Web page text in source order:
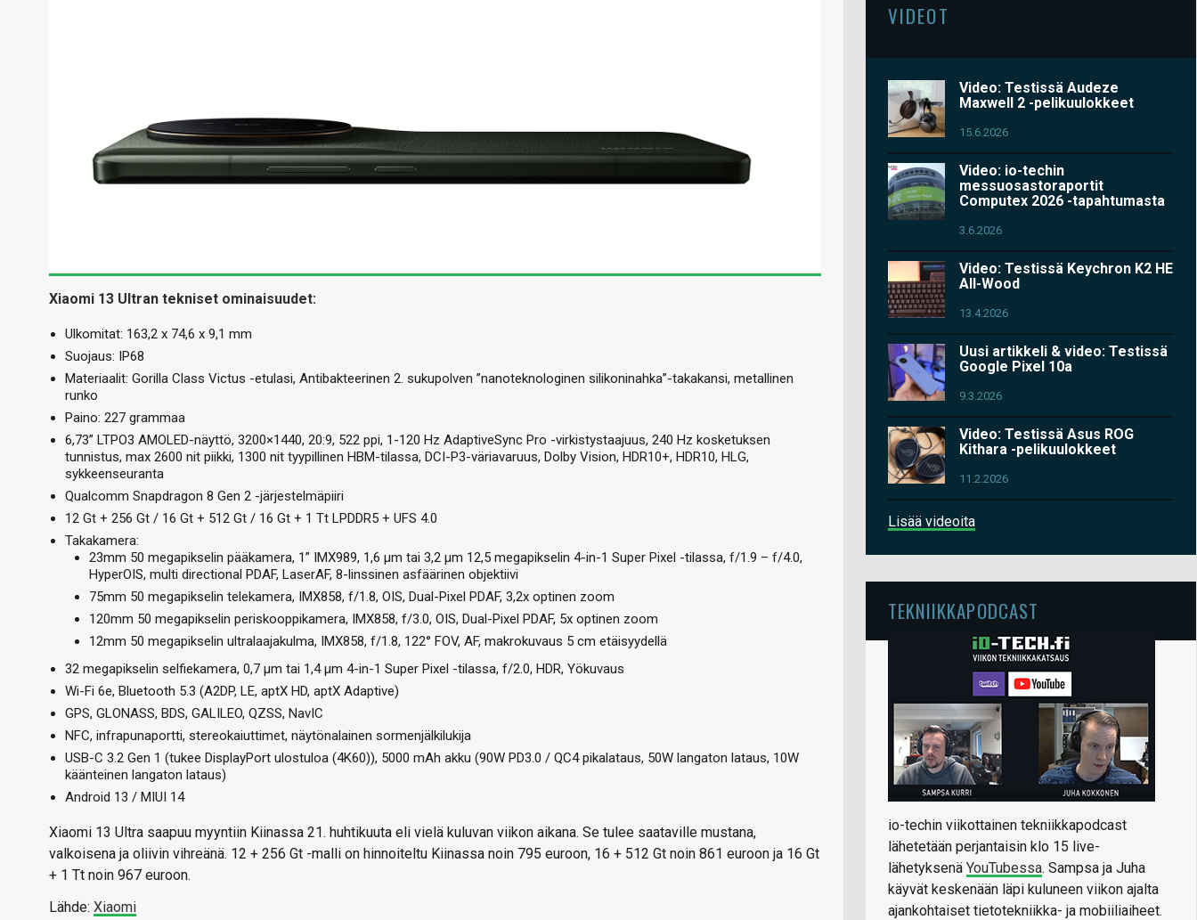
Xiaomi 13 Ultran tekniset ominaisuudet:
Ulkomitat: 163,2 x 74,6 x 9,1 mm
Suojaus: IP68
Materiaalit: Gorilla Class Victus -etulasi, Antibakteerinen 2. sukupolven ”nanoteknologinen silikoninahka”-takakansi, metallinen
runko
Paino: 227 grammaa
6,73” LTPO3 AMOLED-näyttö, 3200×1440, 20:9, 522 ppi, 1-120 Hz AdaptiveSync Pro -virkistystaajuus, 240 Hz kosketuksen
tunnistus, max 2600 nit piikki, 1300 nit tyypillinen HBM-tilassa, DCI-P3-väriavaruus, Dolby Vision, HDR10+, HDR10, HLG,
sykkeenseuranta
Qualcomm Snapdragon 8 Gen 2 -järjestelmäpiiri
12 Gt + 256 Gt / 16 Gt + 512 Gt / 16 Gt + 1 Tt LPDDR5 + UFS 4.0
Takakamera:
23mm 50 megapikselin pääkamera, 1” IMX989, 1,6 µm tai 3,2 µm 12,5 megapikselin 4-in-1 Super Pixel -tilassa, f/1.9 – f/4.0,
HyperOIS, multi directional PDAF, LaserAF, 8-linssinen asfäärinen objektiivi
75mm 50 megapikselin telekamera, IMX858, f/1.8, OIS, Dual-Pixel PDAF, 3,2x optinen zoom
120mm 50 megapikselin periskooppikamera, IMX858, f/3.0, OIS, Dual-Pixel PDAF, 5x optinen zoom
12mm 50 megapikselin ultralaajakulma, IMX858, f/1.8, 122° FOV, AF, makrokuvaus 5 cm etäisyydellä
32 megapikselin selfiekamera, 0,7 µm tai 1,4 µm 4-in-1 Super Pixel -tilassa, f/2.0, HDR, Yökuvaus
Wi-Fi 6e, Bluetooth 5.3 (A2DP, LE, aptX HD, aptX Adaptive)
GPS, GLONASS, BDS, GALILEO, QZSS, NavIC
NFC, infrapunaportti, stereokaiuttimet, näytönalainen sormenjälkilukija
USB-C 3.2 Gen 1 (tukee DisplayPort ulostuloa (4K60)), 5000 mAh akku (90W PD3.0 / QC4 pikalataus, 50W langaton lataus, 10W
käänteinen langaton lataus)
Android 13 / MIUI 14
Xiaomi 13 Ultra saapuu myyntiin Kiinassa 21. huhtikuuta eli vielä kuluvan viikon aikana. Se tulee saataville mustana,
valkoisena ja oliivin vihreänä. 12 + 256 Gt -malli on hinnoiteltu Kiinassa noin 795 euroon, 16 + 512 Gt noin 861 euroon ja 16 Gt
+ 1 Tt noin 967 euroon.
Lähde: Xiaomi
VIDEOT
Video: Testissä Audeze
Maxwell 2 -pelikuulokkeet
15.6.2026
Video: io-techin
messuosastoraportit
Computex 2026 -tapahtumasta
3.6.2026
Video: Testissä Keychron K2 HE
All-Wood
13.4.2026
Uusi artikkeli & video: Testissä
Google Pixel 10a
9.3.2026
Video: Testissä Asus ROG
Kithara -pelikuulokkeet
11.2.2026
Lisää videoita
TEKNIIKKAPODCAST
io-techin viikottainen tekniikkapodcast
lähetetään perjantaisin klo 15 live-
lähetyksenä YouTubessa. Sampsa ja Juha
käyvät keskenään läpi kuluneen viikon ajalta
ajankohtaiset tietotekniikka- ja mobiiliaiheet.